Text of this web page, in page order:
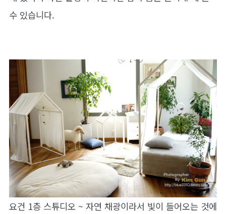
수 있습니다.
요건 1층 스튜디오 ~ 자연 채광이라서 빛이 들어오는 것에